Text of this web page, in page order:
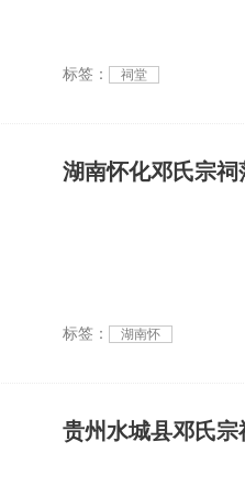
标签： 祠堂
湖南怀化邓氏宗
标签： 湖南怀
贵州水城县邓氏宗